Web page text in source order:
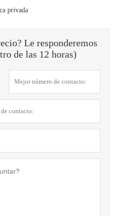
privada
Le responderemos
de las 12 horas)